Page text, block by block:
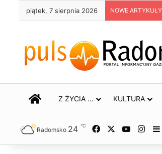
piątek, 7 sierpnia 2026 NOWE ARTYKUŁY
STRONA GŁÓWNA
Z ŻYCIA … KULTURA
Radomsko 24 ℃ Facebook YouTube